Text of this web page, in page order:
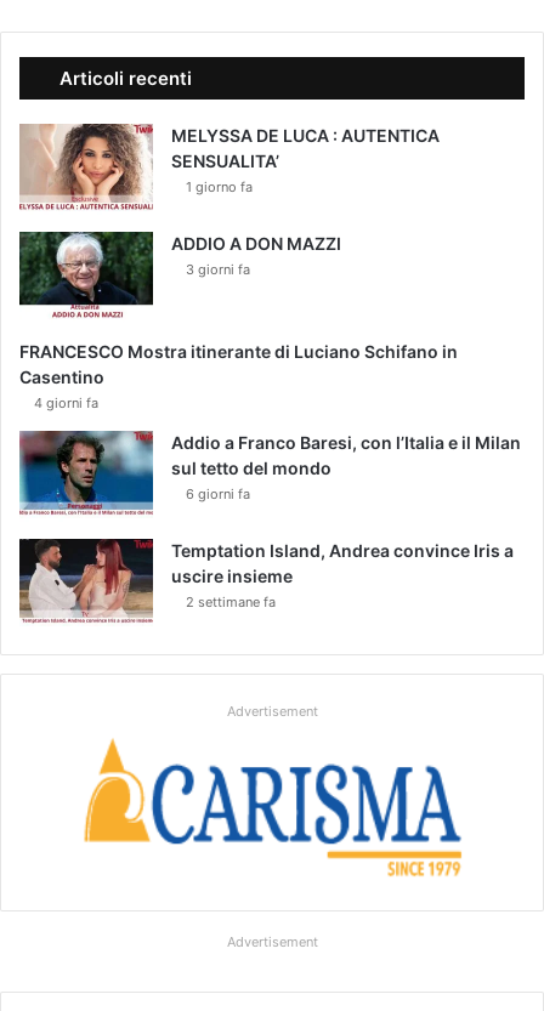
Articoli recenti
MELYSSA DE LUCA : AUTENTICA
SENSUALITA’
1 giorno fa
ADDIO A DON MAZZI
3 giorni fa
FRANCESCO Mostra itinerante di Luciano Schifano in
Casentino
4 giorni fa
Addio a Franco Baresi, con l’Italia e il Milan
sul tetto del mondo
6 giorni fa
Temptation Island, Andrea convince Iris a
uscire insieme
2 settimane fa
Advertisement
Advertisement